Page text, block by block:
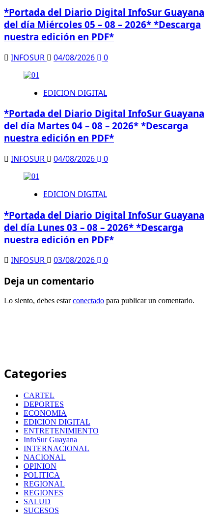
*Portada del Diario Digital InfoSur Guayana
del día Miércoles 05 – 08 – 2026* *Descarga
nuestra edición en PDF*
INFOSUR 04/08/2026 0
EDICION DIGITAL
*Portada del Diario Digital InfoSur Guayana
del día Martes 04 – 08 – 2026* *Descarga
nuestra edición en PDF*
INFOSUR 04/08/2026 0
EDICION DIGITAL
*Portada del Diario Digital InfoSur Guayana
del día Lunes 03 – 08 – 2026* *Descarga
nuestra edición en PDF*
INFOSUR 03/08/2026 0
Deja un comentario
Lo siento, debes estarconectado para publicar un comentario.
Categories
CARTEL
DEPORTES
ECONOMIA
EDICION DIGITAL
ENTRETENIMIENTO
InfoSur Guayana
INTERNACIONAL
NACIONAL
OPINION
POLITICA
REGIONAL
REGIONES
SALUD
SUCESOS